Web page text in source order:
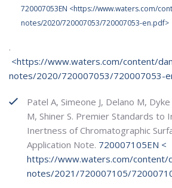
720007053EN <https://www.waters.com/
notes/2020/720007053/720007053-en.pdf>
.
<https://www.waters.com/content/
notes/2020/720007053/720007053-
Patel A, Simeone J, Delano M, Dyke
M, Shiner S. Premier Standards to
Inertness of Chromatographic
Application Note. 720007105EN <
https://www.waters.com/
notes/2021/720007105/